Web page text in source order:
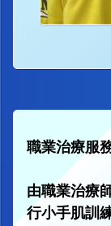
職業治療服
由職業治療
行小手肌訓